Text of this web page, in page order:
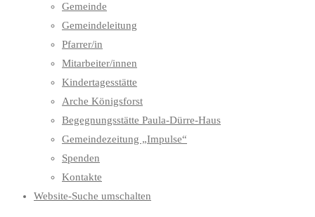
Gemeinde
Gemeindeleitung
Pfarrer/in
Mitarbeiter/innen
Kindertagesstätte
Arche Königsforst
Begegnungsstätte Paula-Dürre-Haus
Gemeindezeitung „Impulse“
Spenden
Kontakte
Website-Suche umschalten